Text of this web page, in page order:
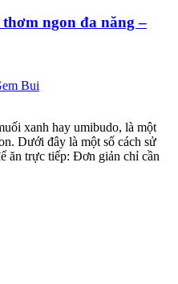
ngon đa năng –
Bui
xanh hay umibudo, là một
Dưới đây là một số cách sử
ăn trực tiếp: Đơn giản chỉ cần